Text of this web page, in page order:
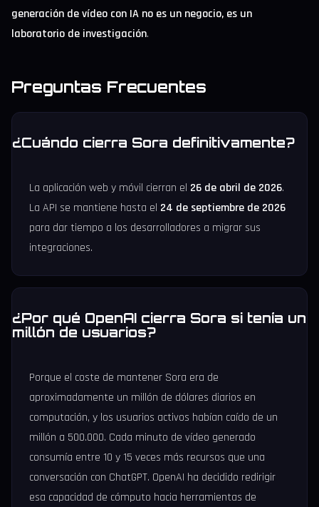
generación de vídeo con IA no es un negocio, es un
laboratorio de investigación.
Preguntas Frecuentes
¿Cuándo cierra Sora definitivamente?
La aplicación web y móvil cierran el 26 de abril de 2026.
La API se mantiene hasta el 24 de septiembre de 2026
para dar tiempo a los desarrolladores a migrar sus
integraciones.
¿Por qué OpenAI cierra Sora si tenía un
millón de usuarios?
Porque el coste de mantener Sora era de
aproximadamente un millón de dólares diarios en
computación, y los usuarios activos habían caído de un
millón a 500.000. Cada minuto de vídeo generado
consumía entre 10 y 15 veces más recursos que una
conversación con ChatGPT. OpenAI ha decidido redirigir
esa capacidad de cómputo hacia herramientas de